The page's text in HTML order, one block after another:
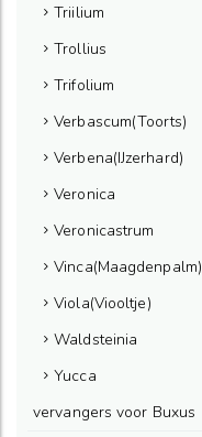
Triilium
Trollius
Trifolium
Verbascum(Toorts)
Verbena(IJzerhard)
Veronica
Veronicastrum
Vinca(Maagdenpalm)
Viola(Viooltje)
Waldsteinia
Yucca
vervangers voor Buxus